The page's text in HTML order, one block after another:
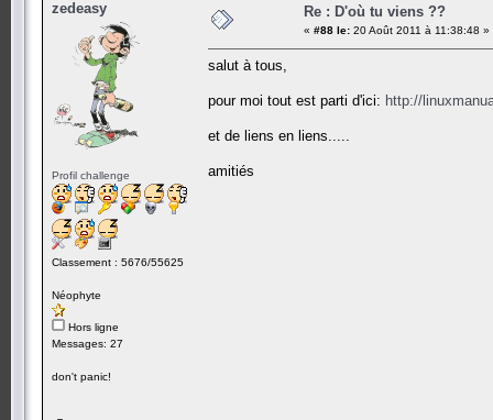
zedeasy
Profil challenge
Classement : 5676/55625
Néophyte
Hors ligne
Messages: 27
don't panic!
Re : D'où tu viens ??
« #88 le: 20 Août 2011 à 11:38:48 »
salut à tous,
pour moi tout est parti d'ici: http://
et de liens en liens.....
amitiés